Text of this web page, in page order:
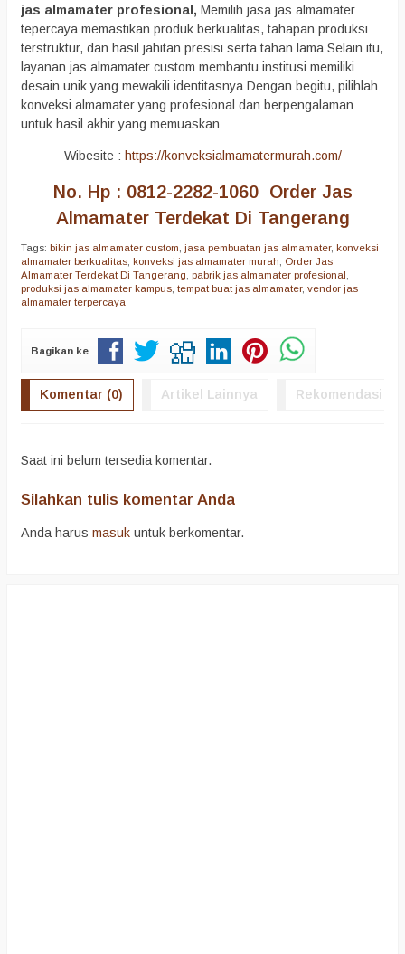
jas almamater profesional, Memilih jasa jas almamater
tepercaya memastikan produk berkualitas, tahapan produksi
terstruktur, dan hasil jahitan presisi serta tahan lama Selain itu,
layanan jas almamater custom membantu institusi memiliki
desain unik yang mewakili identitasnya Dengan begitu, pilihlah
konveksi almamater yang profesional dan berpengalaman
untuk hasil akhir yang memuaskan
Wibesite : https://konveksialmamatermurah.com/
No. Hp : 0812-2282-1060 Order Jas
Almamater Terdekat Di Tangerang
Tags: bikin jas almamater custom jasa pembuatan jas almamater, konveksi
almamater berkualitas konveksi jas almamater murah
Order Jas
Almamater Terdekat Di Tangerang pabrik jas almamater profesional
produksi jas almamater kampus tempat buat jas almamater, vendor jas
almamater terpercaya
Bagikan ke
Komentar (0) Artikel Lainnya Rekomendasi
Saat ini belum tersedia komentar.
Silahkan tulis komentar Anda
Anda harus masuk untuk berkomentar.